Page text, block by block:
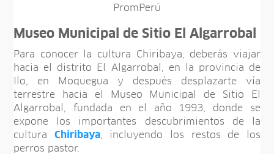
PromPerú
Museo Municipal de Sitio El Algarrobal
Para conocer la cultura Chiribaya, deberás viajar
hacia el distrito El Algarrobal, en la provincia de
Ilo, en Moquegua y después desplazarte vía
terrestre hacia el Museo Municipal de Sitio El
Algarrobal, fundada en el año 1993, donde se
expone los importantes descubrimientos de la
cultura Chiribaya, incluyendo los restos de los
perros pastor.